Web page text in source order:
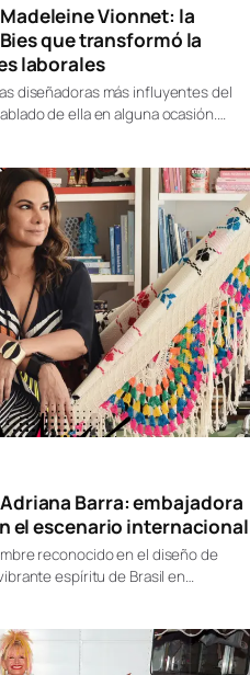
Vionnet: la
que transformó la
laborales
diseñadoras más influyentes del
de ella en alguna ocasión.…
Barra: embajadora
el escenario internacional
reconocido en el diseño de
espíritu de Brasil en…